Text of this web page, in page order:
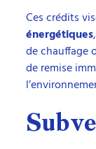
Ces crédits
énergétiques
de chauffage
de remise